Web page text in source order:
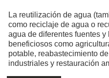
La reutilización de agua
como reciclaje de agua o
agua de diferentes fuentes
beneficiosos como
potable, reabastecimiento
industriales y restauración